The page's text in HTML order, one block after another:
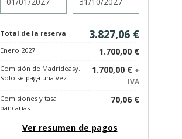
Total de la reserva 3.827,06 €
Enero 2027 1.700,00 €
Comisión de Madrideasy.
Solo se paga una vez.
1.700,00 € +
IVA
Comisiones y tasa
bancarias
70,06 €
Ver resumen de pagos